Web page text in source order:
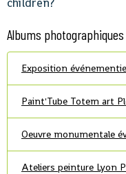
Albums photographiques
Exposition
Paint'Tube Totem art
Oeuvre monumentale
Ateliers peinture Lyon